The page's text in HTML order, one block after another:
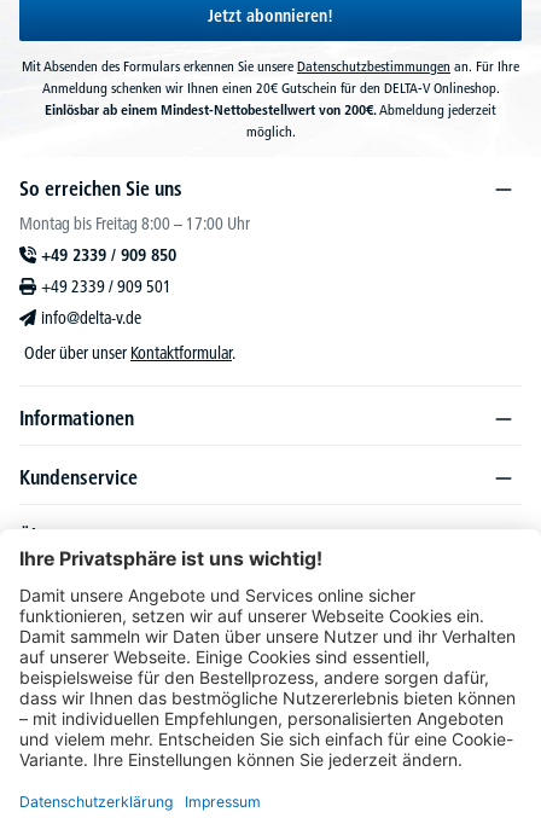
Jetzt abonnieren!
Mit Absenden des Formulars erkennen Sie unsere Datenschutzbestimmungen an. Für Ihre
Anmeldung schenken wir Ihnen einen 20€ Gutschein für den DELTA-V Onlineshop.
Einlösbar ab einem Mindest-Nettobestellwert von 200€.Abmeldung jederzeit
möglich.
So erreichen Sie uns
Montag bis Freitag 8:00 – 17:00 Uhr
+49 2339 / 909 850
+49 2339 / 909 501
info@delta-v.de
Oder über unser Kontaktformular.
Informationen
Kundenservice
Über DELTA-V
Produktsortiment
Ratgeber
Folgen Sie uns auch auf
Unser Angebot richtet sich ausschließlich an Industrie, Handel, Gewerbe und